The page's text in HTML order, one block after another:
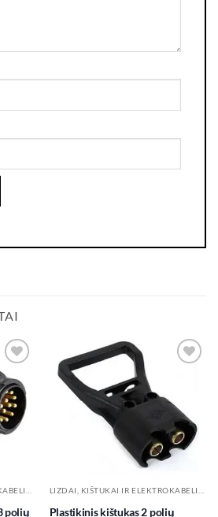
to
polių Plastikinis kištukas 2 polių